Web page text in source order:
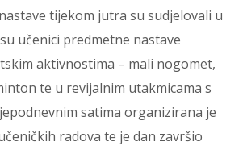
tijekom jutra su sudjelovali u
učenici predmetne nastave
aktivnostima – mali nogomet,
te u revijalnim utakmicama s
satima organizirana je
radova te je dan završio